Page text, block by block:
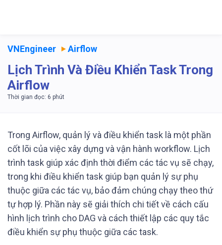
VNEngineer Airflow
Lịch Trình Và Điều Khiển Task Trong
Airflow
Trong Airflow, quản lý và điều khiển task là một phần
cốt lõi của việc xây dựng và vận hành workflow. Lịch
trình task giúp xác định thời điểm các tác vụ sẽ chạy,
trong khi điều khiển task giúp bạn quản lý sự phụ
thuộc giữa các tác vụ, bảo đảm chúng chạy theo thứ
tự hợp lý. Phần này sẽ giải thích chi tiết về cách cấu
hình lịch trình cho DAG và cách thiết lập các quy tắc
điều khiển sự phụ thuộc giữa các task.